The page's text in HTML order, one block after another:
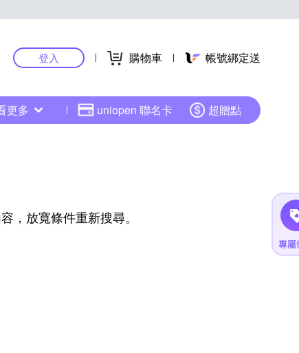
登入 購物車 帳號綁定送
更多 uniopen 聯名卡 超贈點
，放寬條件重新搜尋。